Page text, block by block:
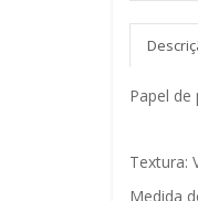
Papel
Textura:
Medida